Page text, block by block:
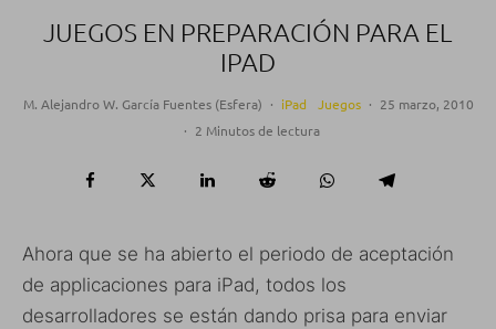
JUEGOS EN PREPARACIÓN PARA EL
IPAD
M. Alejandro W. García Fuentes (Esfera) · iPad Juegos · 25 marzo, 2010
· 2 Minutos de lectura
Ahora que se ha abierto el periodo de aceptación
de applicaciones para iPad, todos los
desarrolladores se están dando prisa para enviar